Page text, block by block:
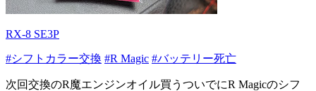
RX-8 SE3P
#シフトカラー交換 #R Magic #バッテリー死亡
次回交換のR魔エンジンオイル買うついでにR Magicのシフ